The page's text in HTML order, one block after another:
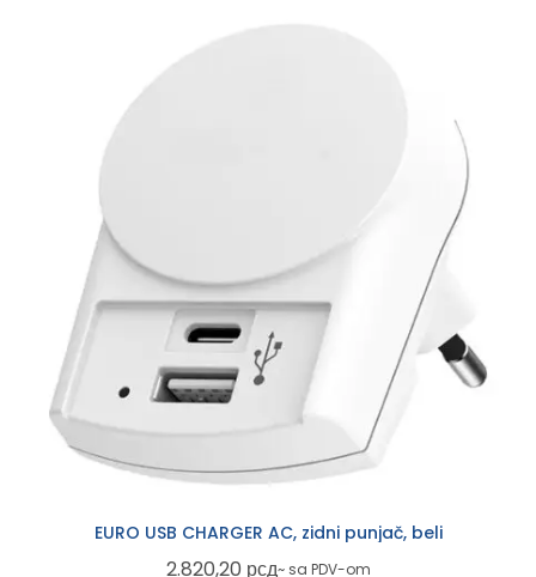
EURO USB CHARGER AC, zidni punjač, beli
2.820,20 рсд~ sa PDV-om